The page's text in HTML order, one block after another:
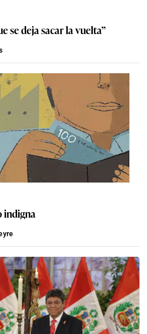
se deja sacar la vuelta”
indigna